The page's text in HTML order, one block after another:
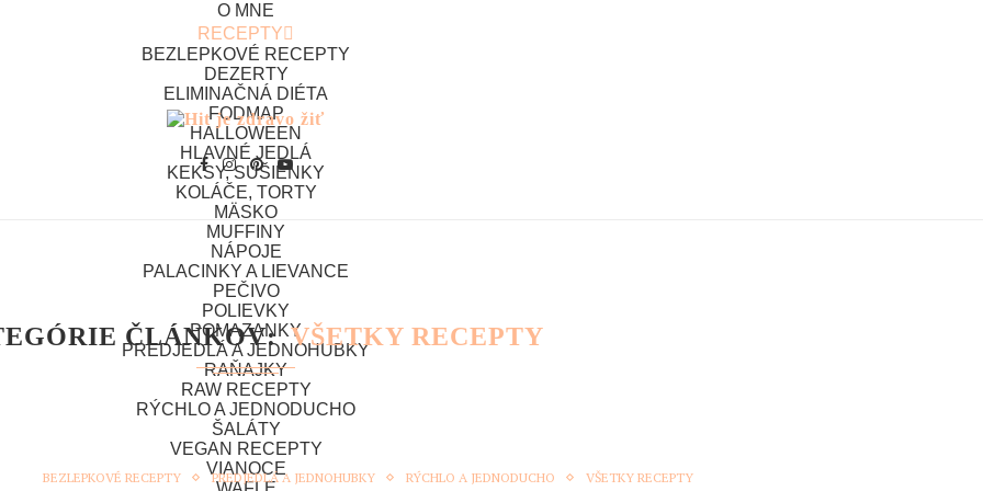
O MNE
RECEPTY
BEZLEPKOVÉ RECEPTY
DEZERTY
ELIMINAČNÁ DIÉTA
FODMAP
HALLOWEEN
HLAVNÉ JEDLÁ
KEKSY, SUŠIENKY
KOLÁČE, TORTY
MÄSKO
MUFFINY
NÁPOJE
PALACINKY A LIEVANCE
PEČIVO
POLIEVKY
POMAZANKY
PREDJEDLÁ A JEDNOHUBKY
RAŇAJKY
RAW RECEPTY
RÝCHLO A JEDNODUCHO
ŠALÁTY
VEGAN RECEPTY
VIANOCE
ČLÁNKOV VŠETKY RECEPTY
chronologicky zoradené. Ak vás ale zaujíma nejaký konkrétny, nájdite si kategóriu, do ktorej spadá.
BEZLEPKOVÉ RECEPTY PREDJEDLÁ A JEDNOHUBKY RÝCHLO A JEDNODUCHO VŠETKY RECEPTY